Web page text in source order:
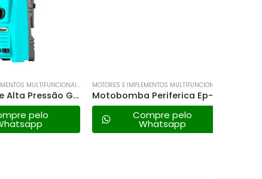
MOTORES E IMPLEMENTOS MULTIFUNCIONAIS
Lavadora de Alta Pressão Gl-1400 Garthen 1400w 220v
pelo
MOTORES E IMPLEMENTOS MULTIFUNCIONAIS
Motobomba Periferica Ep-50 1/2cv 220v – Eletroplas
Compre pelo
Whatsapp